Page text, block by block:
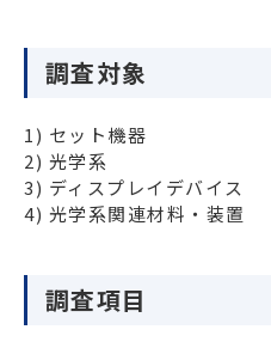
調査対象
1) セット機器
2) 光学系
3) ディスプレイデバイス
4) 光学系関連材料・装置
調査項目